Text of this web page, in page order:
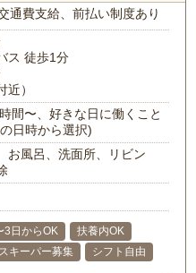
通費支給、前払い制度あり
ス 徒歩1分
近）
間〜、好きな日に働くこと
日時から選択)
お風呂、洗面所、リビン
3日からOK
扶養内OK
キーパー募集 シフト自由